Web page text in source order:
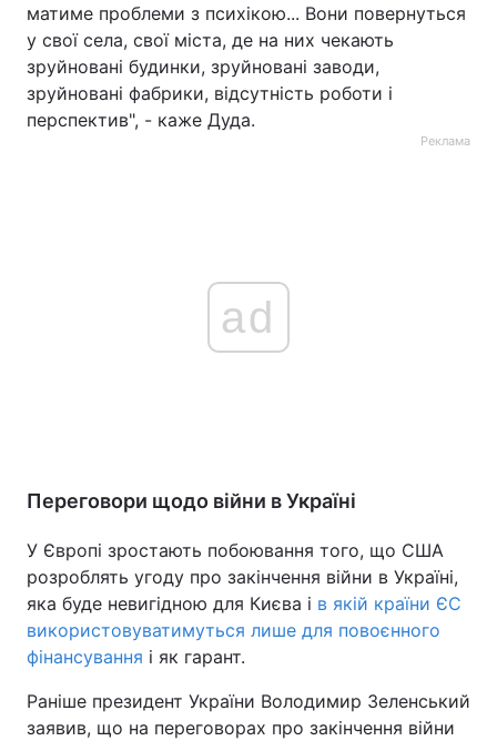
матиме проблеми з психікою... Вони повернуться
у свої села, свої міста, де на них чекають
зруйновані будинки, зруйновані заводи,
зруйновані фабрики, відсутність роботи і
перспектив", - каже Дуда.
Реклама
ad
Переговори щодо війни в Україні
У Європі зростають побоювання того, що США
розроблять угоду про закінчення війни в Україні,
яка буде невигідною для Києва і в якій країни ЄС
використовуватимуться лише для повоєнного
фінансування і як гарант.
Раніше президент України Володимир Зеленський
заявив, що на переговорах про закінчення війни